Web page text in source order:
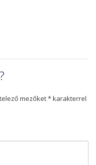
mezőket*karakterrel